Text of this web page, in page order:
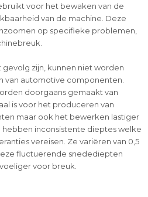
voor het bewaken van de
van de machine. Deze
op specifieke problemen,
zijn, kunnen niet worden
automotive componenten.
doorgaans gemaakt van
is voor het produceren van
maar ook het bewerken lastiger
inconsistente dieptes welke
vereisen. Ze variëren van 0,5
fluctuerende snedediepten
voor breuk.